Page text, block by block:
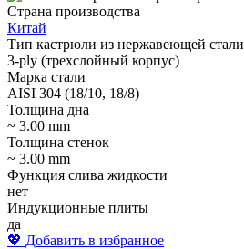
Страна производства
Китай
Тип кастрюли из нержавеющей стали
3-ply (трехслойный корпус)
Марка стали
AISI 304 (18/10, 18/8)
Толщина дна
~ 3.00 mm
Толщина стенок
~ 3.00 mm
Функция слива жидкости
нет
Индукционные плиты
да
💖 Добавить в избранное